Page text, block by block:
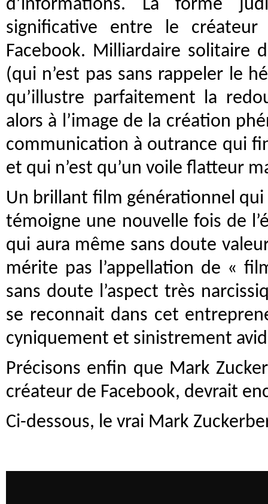
d’informations. La forme
significative entre le
Facebook. Milliardaire solitaire
(qui n’est pas sans rappeler le
qu’illustre parfaitement la
alors à l’image de la création
communication à outrance qui
et qui n’est qu’un voile flatteur
Un brillant film générationnel
témoigne une nouvelle fois de
qui aura même sans doute
mérite pas l’appellation de «
sans doute l’aspect très
se reconnait dans cet
cyniquement et sinistrement
Précisons enfin que Mark
créateur de Facebook, devrait
Ci-dessous, le vrai Mark